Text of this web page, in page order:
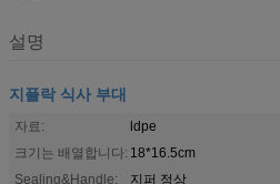
설명
지플락 식사 부대
자료:
ldpe
크기는 배열합니다: 18*16.5cm
Sealing&Handle:
지퍼 정상